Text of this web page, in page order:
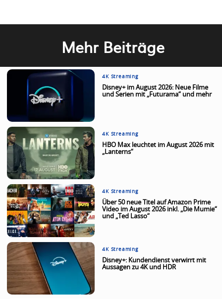
Mehr Beiträge
4K Streaming
Disney+ im August 2026: Neue Filme
und Serien mit „Futurama“ und mehr
4K Streaming
HBO Max leuchtet im August 2026 mit
„Lanterns“
4K Streaming
Über 50 neue Titel auf Amazon Prime
Video im August 2026 inkl. „Die Mumie“
und „Ted Lasso“
4K Streaming
Disney+: Kundendienst verwirrt mit
Aussagen zu 4K und HDR